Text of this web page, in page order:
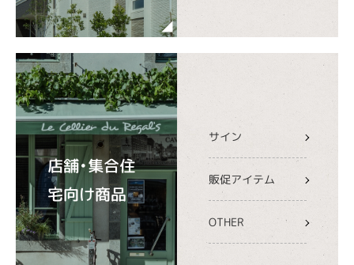
店舗・集合住
宅向け商品
サイン
販促アイテム
OTHER